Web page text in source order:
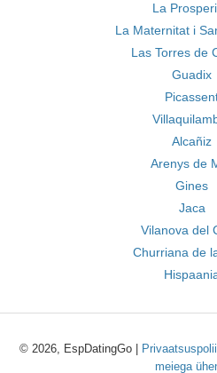
La
La Maternitat i
Las Torres de
Guadix
Alcañiz
Arenys de
Gines
Jaca
Vilanova del
Churriana de
© 2026, EspDatingGo |
meiega